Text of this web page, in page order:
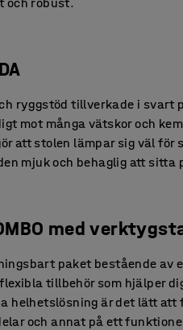
ryggstöd tillverkade i svart
mot många vätskor och
att stolen lämpar sig väl för
mjuk och behaglig att sitta
med
paket bestående av
tillbehör som hjälper
helhetslösning är det lätt att
och annat på ett